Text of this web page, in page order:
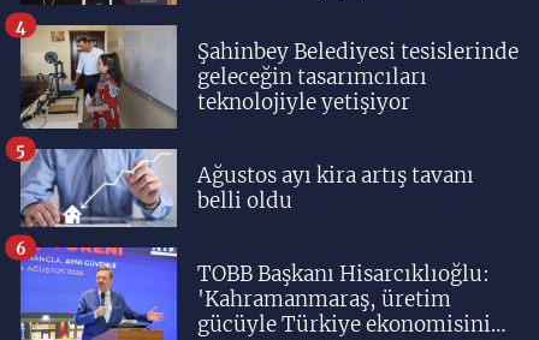
Şahinbey Belediyesi tesislerinde
geleceğin tasarımcıları
teknolojiyle yetişiyor
4
Ağustos ayı kira artış tavanı
belli oldu
5
TOBB Başkanı Hisarcıklıoğlu:
'Kahramanmaraş, üretim
gücüyle Türkiye ekonomisinin
6